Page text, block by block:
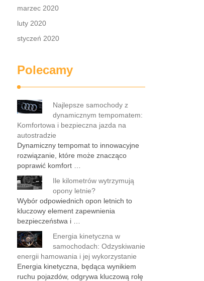
marzec 2020
luty 2020
styczeń 2020
Polecamy
Najlepsze samochody z
dynamicznym tempomatem:
Komfortowa i bezpieczna jazda na
autostradzie
Dynamiczny tempomat to innowacyjne
rozwiązanie, które może znacząco
poprawić komfort …
Ile kilometrów wytrzymują
opony letnie?
Wybór odpowiednich opon letnich to
kluczowy element zapewnienia
bezpieczeństwa i …
Energia kinetyczna w
samochodach: Odzyskiwanie
energii hamowania i jej wykorzystanie
Energia kinetyczna, będąca wynikiem
ruchu pojazdów, odgrywa kluczową rolę